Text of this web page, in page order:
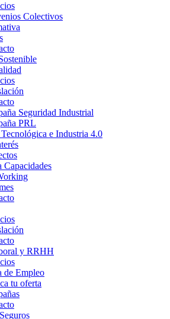
Colectivos
Seguridad Industrial
PRL
e Industria 4.0
Capacidades
y RRHH
de Empleo
tu oferta